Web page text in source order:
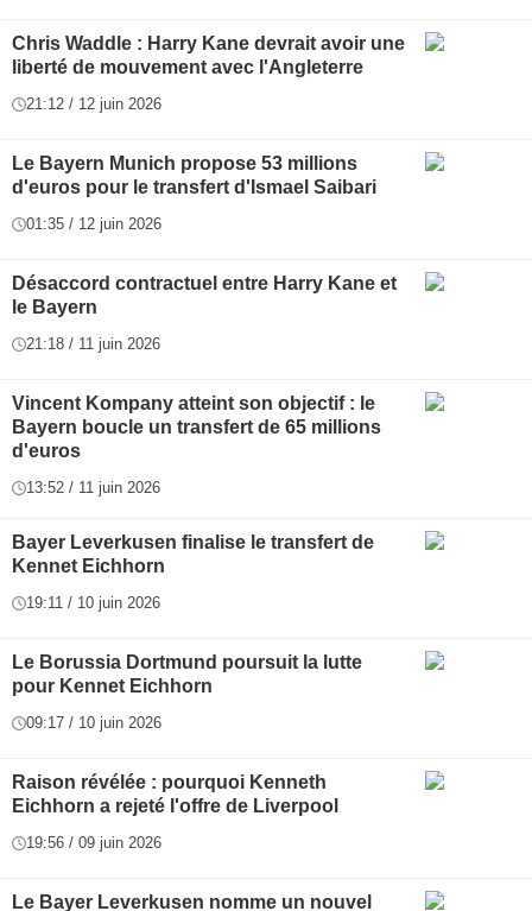
Chris Waddle : Harry Kane devrait avoir une
liberté de mouvement avec l'Angleterre
21:12 / 12 juin 2026
Le Bayern Munich propose 53 millions
d'euros pour le transfert d'Ismael Saibari
01:35 / 12 juin 2026
Désaccord contractuel entre Harry Kane et
le Bayern
21:18 / 11 juin 2026
Vincent Kompany atteint son objectif : le
Bayern boucle un transfert de 65 millions
d'euros
13:52 / 11 juin 2026
Bayer Leverkusen finalise le transfert de
Kennet Eichhorn
19:11 / 10 juin 2026
Le Borussia Dortmund poursuit la lutte
pour Kennet Eichhorn
09:17 / 10 juin 2026
Raison révélée : pourquoi Kenneth
Eichhorn a rejeté l'offre de Liverpool
19:56 / 09 juin 2026
Le Bayer Leverkusen nomme un nouvel